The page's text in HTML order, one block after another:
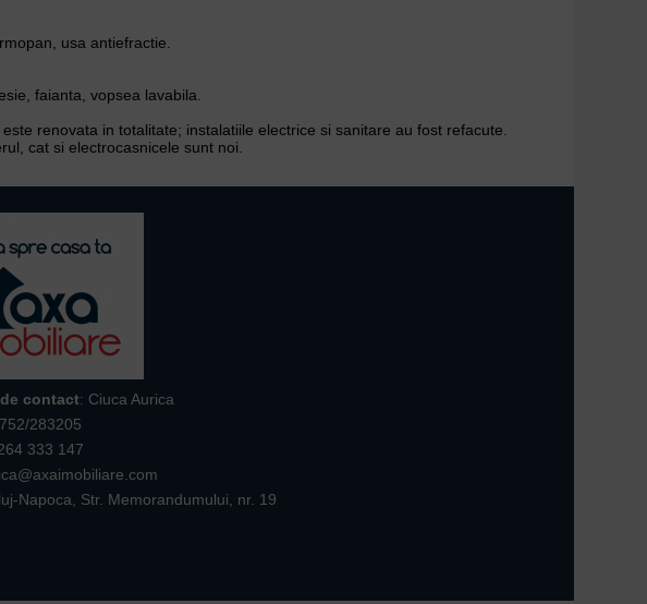
usa antiefractie.
faianta, vopsea lavabila.
renovata in totalitate; instalatiile electrice si sanitare au fost refacute.
cat si electrocasnicele sunt noi.
contact: Ciuca Aurica
283205
333 147
Napoca, Str. Memorandumului, nr. 19